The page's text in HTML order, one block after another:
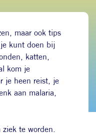
maar ook tips
kunt doen bij
katten,
kom je
je heen reist, je
aan malaria,
ziek te worden.